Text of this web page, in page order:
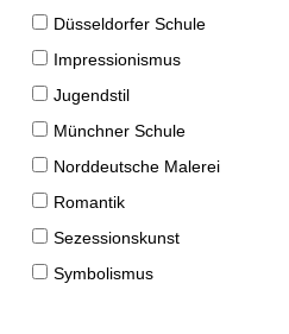
Düsseldorfer Schule
Impressionismus
Jugendstil
Münchner Schule
Norddeutsche Malerei
Romantik
Sezessionskunst
Symbolismus